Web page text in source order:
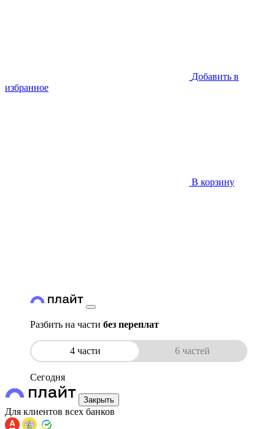
Добавить в
избранное
В корзину
Разбить на части без переплат
4 части 6 частей
Сегодня
Закрыть
Для клиентов всех банков